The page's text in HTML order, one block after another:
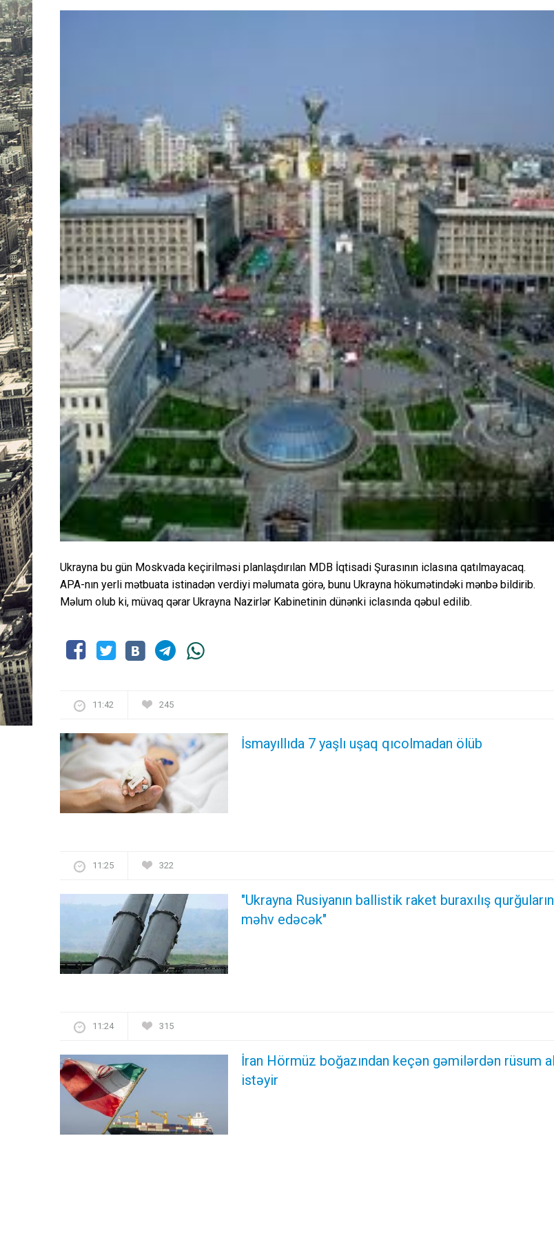
Ukrayna bu gün Moskvada keçirilməsi planlaşdırılan MDB İqtisadi Şurasının iclasına qatılmayacaq.
APA-nın yerli mətbuata istinadən verdiyi məlumata görə, bunu Ukrayna hökumətindəki mənbə bildirib.
Məlum olub ki, müvaq qərar Ukrayna Nazirlər Kabinetinin dünənki iclasında qəbul edilib.
11:42 245
İsmayıllıda 7 yaşlı uşaq qıcolmadan ölüb
11:25 322
"Ukrayna Rusiyanın ballistik raket buraxılış
məhv edəcək"
11:24 315
İran Hörmüz boğazından keçən gəmilərdən rüsum
istəyir